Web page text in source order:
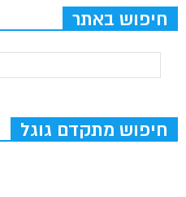
חיפוש באתר
חיפוש מתקדם גוגל